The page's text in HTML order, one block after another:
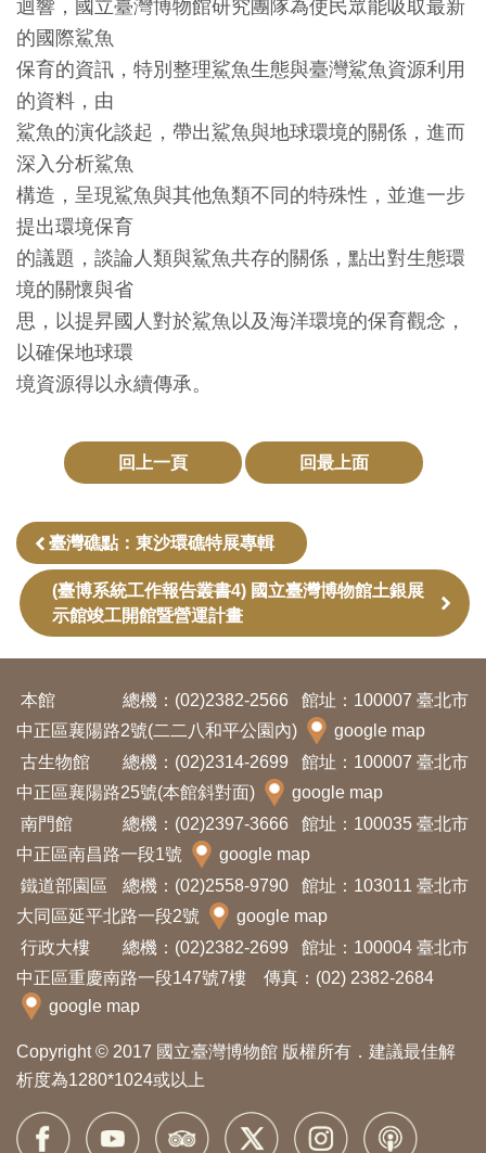
明
回
首
頁
友
善
措
施
服
務
覽
glis
h
日
本
語
ha
sa
Ind
esi
a
Tiế
Việ
t
迴響，國立臺灣博物館研究團隊為使民眾能吸取最新
的國際鯊魚
保育的資訊，特別整理鯊魚生態與臺灣鯊魚資源利用
的資料，由
鯊魚的演化談起，帶出鯊魚與地球環境的關係，進而
深入分析鯊魚
構造，呈現鯊魚與其他魚類不同的特殊性，並進一步
提出環境保育
的議題，談論人類與鯊魚共存的關係，點出對生態環
境的關懷與省
思，以提昇國人對於鯊魚以及海洋環境的保育觀念，
以確保地球環
境資源得以永續傳承。
回上一頁 回最上面
臺灣礁點：東沙環礁特展專輯
(臺博系統工作報告叢書4) 國立臺灣博物館土銀展
示館竣工開館暨營運計畫
本館 總機：(02)2382-2566
館址：100007 臺北市
中正區襄陽路2號(二二八和平公園內)
google map
古生物館
總機：(02)2314-2699
館址：100007 臺北市
中正區襄陽路25號(本館斜對面)
google map
南門館
總機：(02)2397-3666
館址：100035 臺北市
中正區南昌路一段1號
google map
鐵道部園區
總機：(02)2558-9790
館址：103011 臺北市
大同區延平北路一段2號
google map
行政大樓
總機：(02)2382-2699
館址：100004 臺北市
中正區重慶南路一段147號7樓 傳真：(02) 2382-2684
google map
Copyright © 2017 國立臺灣博物館 版權所有．建議最佳解
析度為1280*1024或以上